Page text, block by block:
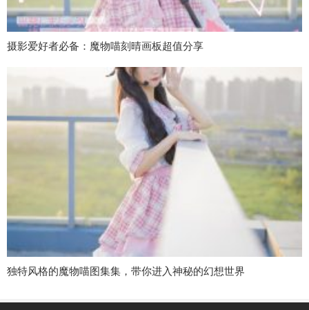
摄影爱好者必备：魔物喵刻晴画板超值分享
独特风格的魔物喵图集集，带你进入神秘的幻想世界